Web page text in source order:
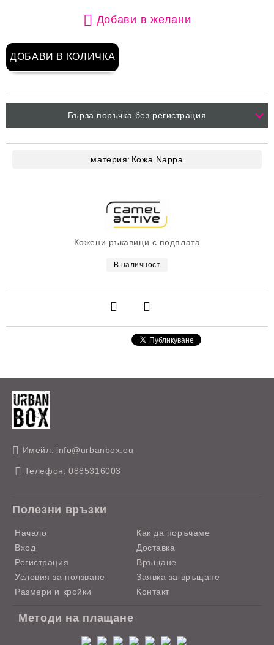
Кожени ръкавици с подплата
В наличност
Добави в желани
Бърза поръчка без регистрация
материя: Кожа Nappa
Имейл: info@urbanbox.eu
Телефон: 0885316003
Полезни връзки
Начало
Вход
Регистрация
Условия за ползване
Размери и кройки
Как да поръчаме
Доставка
Връщане
Заявка за връщане
Контакт
Методи на плащане